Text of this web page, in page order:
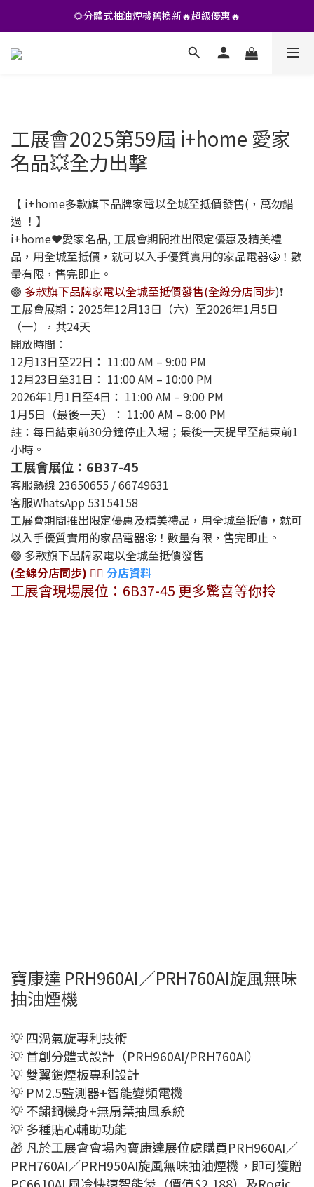
•• 會員專享🎁精選貨品【特價💥再九折】••
🌻分體式抽油煙機舊換新🔥超級優惠🔥
•• 會員專享🎁精選貨品【特價💥再九折】••
工展會2025第59屆 i+home 愛家
名品💥全力出擊
【 i+home多款旗下品牌家電以全城至抵價發售(，萬勿錯
過 ！】
i+home❤️愛家名品, 工展會期間推出限定優惠及精美禮
品，用全城至抵價，就可以入手優質實用的家品電器🤩！數
量有限，售完即止。
🟢 多款旗下品牌家電以全城至抵價發售(全線分店同步)❗
工展會展期：2025年12月13日（六）至2026年1月5日
（一），共24天
開放時間：
12月13日至22日： 11:00 AM – 9:00 PM
12月23日至31日： 11:00 AM – 10:00 PM
2026年1月1日至4日： 11:00 AM – 9:00 PM
1月5日（最後一天）： 11:00 AM – 8:00 PM
註：每日結束前30分鐘停止入場；最後一天提早至結束前1
小時。
工展會展位：6B37-45
客服熱線 23650655 / 66749631
客服WhatsApp 53154158
工展會期間推出限定優惠及精美禮品，用全城至抵價，就可
以入手優質實用的家品電器🤩！數量有限，售完即止。
🟢 多款旗下品牌家電以全城至抵價發售
(全線分店同步) 👉🏻 分店資料
工展會現場展位：6B37-45 更多驚喜等你拎
寶康達 PRH960AI／PRH760AI旋風無味
抽油煙機
💡 四渦氣旋專利技術
💡 首創分體式設計（PRH960AI/PRH760AI）
💡 雙翼鎖煙板專利設計
💡 PM2.5監測器+智能變頻電機
💡 不鏽鋼機身+無扇葉抽風系統
💡 多種貼心輔助功能
🎁 凡於工展會會場內寶康達展位處購買PRH960AI／
PRH760AI／PRH950AI旋風無味抽油煙機，即可獲贈